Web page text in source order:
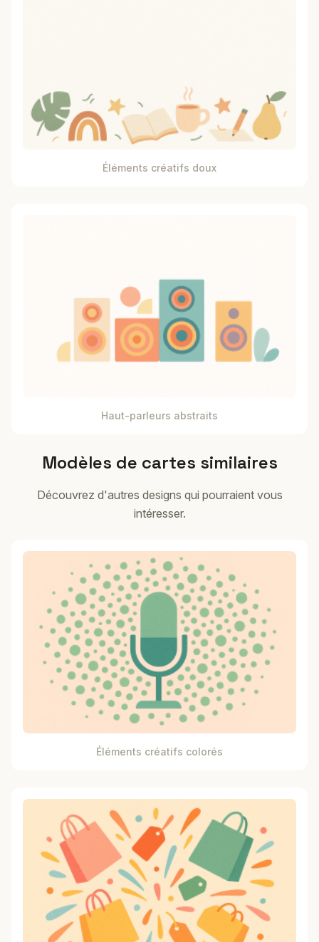
Éléments créatifs doux
Haut-parleurs abstraits
Modèles de cartes similaires
Découvrez d'autres designs qui pourraient vous
intéresser.
Éléments créatifs colorés